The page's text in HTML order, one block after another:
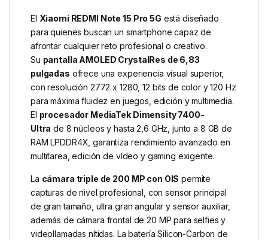
El Xiaomi REDMI Note 15 Pro 5G está diseñado
para quienes buscan un smartphone capaz de
afrontar cualquier reto profesional o creativo.
Su pantalla AMOLED CrystalRes de 6,83
pulgadas ofrece una experiencia visual superior,
con resolución 2772 x 1280, 12 bits de color y 120 Hz
para máxima fluidez en juegos, edición y multimedia.
El procesador MediaTek Dimensity 7400-
Ultra de 8 núcleos y hasta 2,6 GHz, junto a 8 GB de
RAM LPDDR4X, garantiza rendimiento avanzado en
multitarea, edición de vídeo y gaming exigente.
La cámara triple de 200 MP con OIS permite
capturas de nivel profesional, con sensor principal
de gran tamaño, ultra gran angular y sensor auxiliar,
además de cámara frontal de 20 MP para selfies y
videollamadas nítidas. La batería Silicon-Carbon de